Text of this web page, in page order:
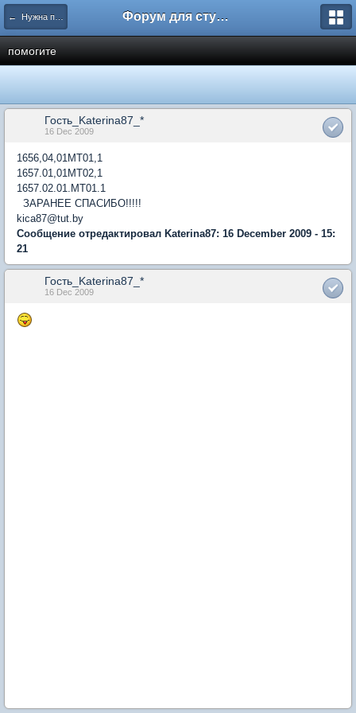
← Нужна помощь Форум для студента СГА
помогите
Гость_Katerina87_*
16 Dec 2009
1656,04,01МТ01,1
1657.01,01МТ02,1
1657.02.01.МТ01.1
ЗАРАНЕЕ СПАСИБО!!!!!
kica87@tut.by
Сообщение отредактировал Katerina87: 16 December 2009 - 15:
21
Гость_Katerina87_*
16 Dec 2009